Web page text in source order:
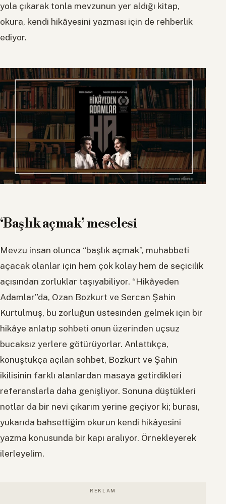
yola çıkarak tonla mevzunun yer aldığı kitap,
okura, kendi hikâyesini yazması için de rehberlik
ediyor.
‘Başlık açmak’ meselesi
Mevzu insan olunca “başlık açmak”, muhabbeti
açacak olanlar için hem çok kolay hem de seçicilik
açısından zorluklar taşıyabiliyor. “Hikâyeden
Adamlar”da, Ozan Bozkurt ve Sercan Şahin
Kurtulmuş, bu zorluğun üstesinden gelmek için bir
hikâye anlatıp sohbeti onun üzerinden uçsuz
bucaksız yerlere götürüyorlar. Anlattıkça,
konuştukça açılan sohbet, Bozkurt ve Şahin
ikilisinin farklı alanlardan masaya getirdikleri
referanslarla daha genişliyor. Sonuna düştükleri
notlar da bir nevi çıkarım yerine geçiyor ki; burası,
yukarıda bahsettiğim okurun kendi hikâyesini
yazma konusunda bir kapı aralıyor. Örnekleyerek
ilerleyelim.